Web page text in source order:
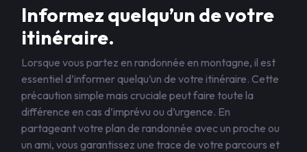
Informez quelqu’un de votre
itinéraire.
Lorsque vous partez en randonnée en montagne, il est
essentiel d’informer quelqu’un de votre itinéraire. Cette
précaution simple mais cruciale peut faire toute la
différence en cas d’imprévu ou d’urgence. En
partageant votre plan de randonnée avec un proche ou
un ami, vous garantissez une trace de votre parcours et